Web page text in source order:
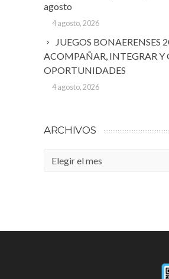
agosto
4 agosto, 2026
JUEGOS BONAERENSES
ACOMPAÑAR, INTEGRAR Y
OPORTUNIDADES
4 agosto, 2026
ARCHIVOS
Archivos